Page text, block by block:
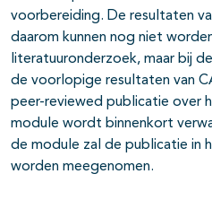
voorbereiding. De resultaten
daarom kunnen nog niet
literatuuronderzoek, maar bij
de voorlopige resultaten van
peer-reviewed publicatie over
module wordt binnenkort
de module zal de publicatie in
worden meegenomen.